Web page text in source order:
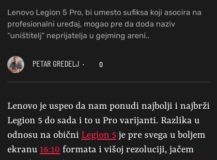
Lenovo Legion 5 Pro, bi umesto sufiksa koji asocira na
profesionalni uređaj, mogao pre da doda naziv
“uništitelj” neprijatelja u gejming areni..
PETAR GREDELJ 0
Lenovo je uspeo da nam ponudi najbolji i najbrži
Legion 5 do sada i to u Pro varijanti. Razlika u
odnosu na obični Legion 5 je pre svega u boljem
ekranu 16:10 formata i višoj rezoluciji, jačem